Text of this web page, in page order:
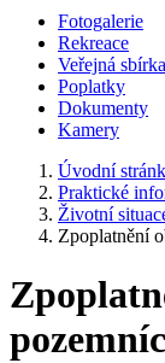
Fotogalerie
Rekreace
Veřejná sbírka
Poplatky
Dokumenty
Kamery
Úvodní
Praktické
Životní
Zpoplatnění